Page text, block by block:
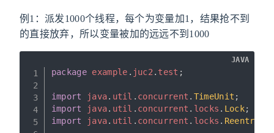
例1：派发1000个线程，每个为变量加1，结果抢不到
的直接放弃，所以变量被加的远远不到1000
package example . juc2 . test ;
import java. util . concurrent . TimeUnit ;
import
java. util . concurrent . locks . Lock;
import
java. util . concurrent . locks .
JAVA